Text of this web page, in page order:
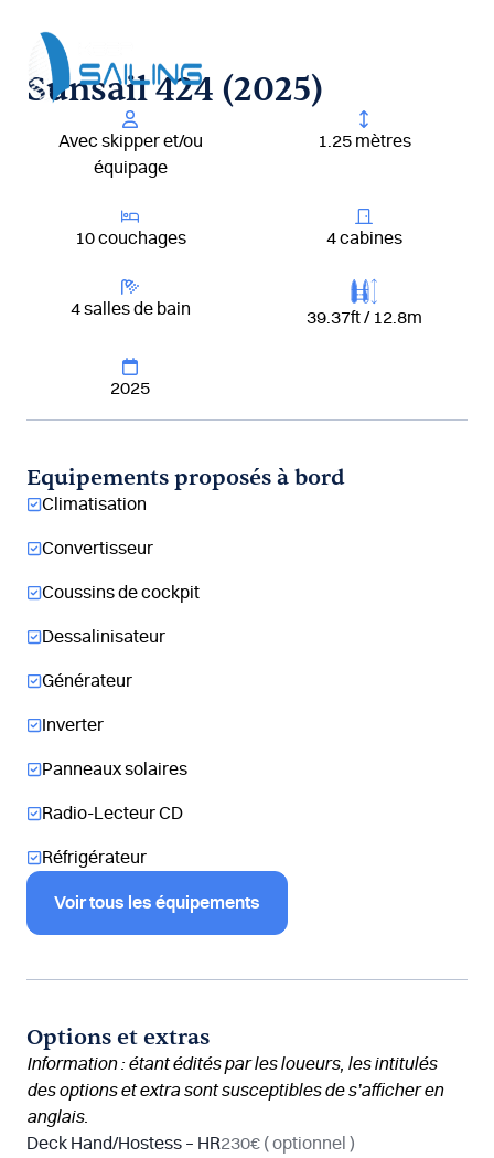
contenu
Sunsail 424 (2025)
Avec skipper et/ou
équipage
1.25 mètres
10 couchages 4 cabines
4 salles de bain 39.37ft / 12.8m
2025
Equipements proposés à bord
Climatisation
Convertisseur
Coussins de cockpit
Dessalinisateur
Générateur
Inverter
Panneaux solaires
Radio-Lecteur CD
Réfrigérateur
Voir tous les équipements
Options et extras
Information : étant édités par les loueurs, les intitulés
des options et extra sont susceptibles de s’afficher en
anglais.
Deck Hand/Hostess – HR230€ ( optionnel )